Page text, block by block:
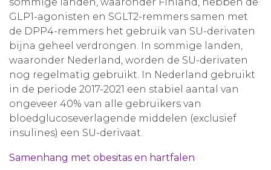
GLP1-agonisten en SGLT2-remmers samen met
de DPP4-remmers het gebruik van SU-derivaten
bijna geheel verdrongen. In sommige landen,
waaronder Nederland, worden de SU-derivaten
nog regelmatig gebruikt. In Nederland gebruikt
in de periode 2017-2021 een stabiel aantal van
ongeveer 40% van alle gebruikers van
bloedglucoseverlagende middelen (exclusief
insulines) een SU-derivaat.
Samenhang met obesitas en hartfalen